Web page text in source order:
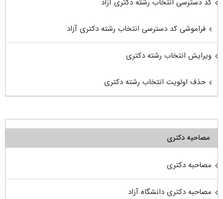
کد دسترسی انتخاب رشته دکتری آزاد
فراموشی کد دسترسی انتخاب رشته دکتری آزاد
ویرایش انتخاب رشته دکتری
حذف اولویت انتخاب رشته دکتری
مصاحبه دکتری
مصاحبه دکتری
مصاحبه دکتری دانشگاه آزاد